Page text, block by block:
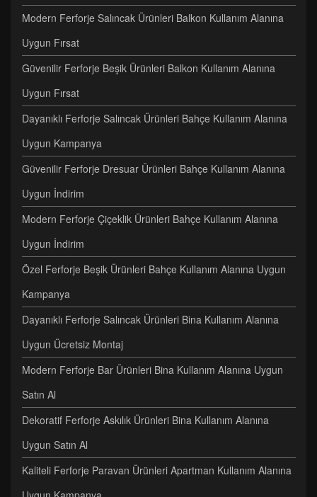
Modern Ferforje Salıncak Ürünleri Balkon Kullanım Alanına
Uygun Fırsat
Güvenilir Ferforje Beşik Ürünleri Balkon Kullanım Alanına
Uygun Fırsat
Dayanıklı Ferforje Salıncak Ürünleri Bahçe Kullanım Alanına
Uygun Kampanya
Güvenilir Ferforje Dresuar Ürünleri Bahçe Kullanım Alanına
Uygun İndirim
Modern Ferforje Çiçeklik Ürünleri Bahçe Kullanım Alanına
Uygun İndirim
Özel Ferforje Beşik Ürünleri Bahçe Kullanım Alanına Uygun
Kampanya
Dayanıklı Ferforje Salıncak Ürünleri Bina Kullanım Alanına
Uygun Ücretsiz Montaj
Modern Ferforje Bar Ürünleri Bina Kullanım Alanına Uygun
Satın Al
Dekoratif Ferforje Askılık Ürünleri Bina Kullanım Alanına
Uygun Satın Al
Kaliteli Ferforje Paravan Ürünleri Apartman Kullanım Alanına